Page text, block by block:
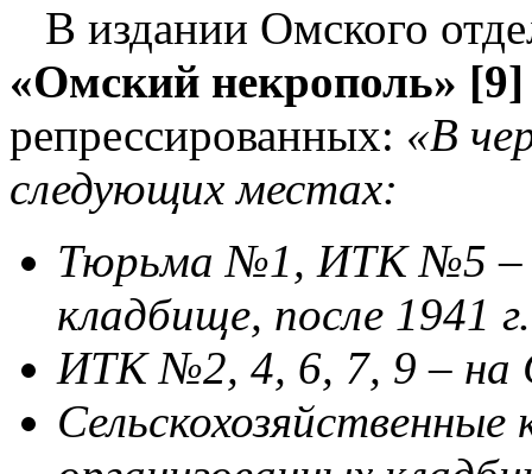
В издании Омского
«Омский некрополь» [9]
репрессированных: «В
следующих местах:
Тюрьма №1, ИТК №5 –
кладбище, после 1941
ИТК №2, 4, 6, 7, 9 – на